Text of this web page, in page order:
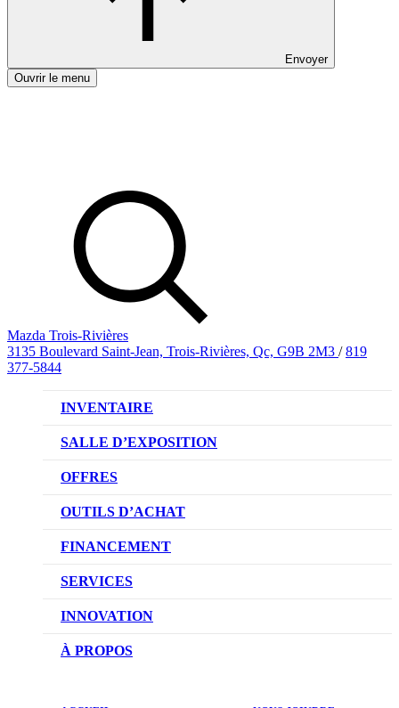
Envoyer
Ouvrir le menu
Mazda Trois-Rivières
3135 Boulevard Saint-Jean, Trois-Rivières, Qc, G9B 2M3 / 819
377-5844
INVENTAIRE
VÉHICULES NEUFS
VÉHICULES D’OCCASION
SALLE D’EXPOSITION
OFFRES
OFFRES DU CONCESSIONNAIRE
OUTILS D’ACHAT
CONFIGUREZ VOTRE VÉHICULE
RÉSERVEZ UN ESSAI ROUTIER
DEMANDEZ UN PRIX
FINANCEMENT
NOTRE DIFFÉRENCE
DEMANDE DE CRÉDIT AUTO
SERVICES
NOTRE PROMESSE
PRENDRE UN RENDEZ-VOUS
INNOVATION
TECHNOLOGIE SKYACTIV
À PROPOS